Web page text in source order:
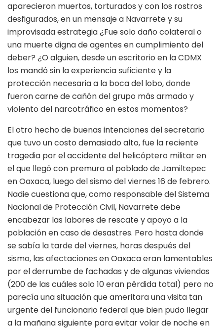
aparecieron muertos, torturados y con los rostros
desfigurados, en un mensaje a Navarrete y su
improvisada estrategia ¿Fue solo daño colateral o
una muerte digna de agentes en cumplimiento del
deber? ¿O alguien, desde un escritorio en la CDMX
los mandó sin la experiencia suficiente y la
protección necesaria a la boca del lobo, donde
fueron carne de cañón del grupo más armado y
violento del narcotráfico en estos momentos?
El otro hecho de buenas intenciones del secretario
que tuvo un costo demasiado alto, fue la reciente
tragedia por el accidente del helicóptero militar en
el que llegó con premura al poblado de Jamiltepec
en Oaxaca, luego del sismo del viernes 16 de febrero.
Nadie cuestiona que, como responsable del Sistema
Nacional de Protección Civil, Navarrete debe
encabezar las labores de rescate y apoyo a la
población en caso de desastres. Pero hasta donde
se sabía la tarde del viernes, horas después del
sismo, las afectaciones en Oaxaca eran lamentables
por el derrumbe de fachadas y de algunas viviendas
(200 de las cuáles solo 10 eran pérdida total) pero no
parecía una situación que ameritara una visita tan
urgente del funcionario federal que bien pudo llegar
a la mañana siguiente para evitar volar de noche en